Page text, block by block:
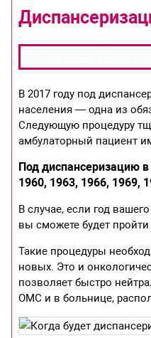
В 2017 году под
населения — одна из
Следующую процедуру
амбулаторный пациент
Под диспансеризацию
1960, 1963, 1966, 1969,
В случае, если год
вы сможете будет
Такие процедуры
новых. Это и
позволяет быстро
ОМС и в больнице,